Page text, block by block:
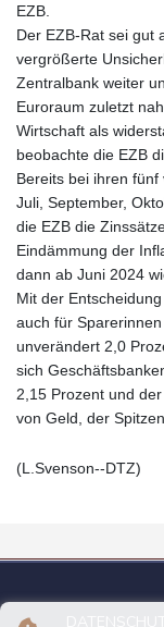
EZB.
Der EZB-Rat sei gut
vergrößerte
Zentralbank weiter
Euroraum zuletzt
Wirtschaft als
beobachte die EZB
Bereits bei ihren
Juli, September,
die EZB die
Eindämmung der
dann ab Juni 2024
Mit der
auch für
unverändert 2,0
sich
2,15 Prozent und
von Geld, der
(L.Svenson--DTZ)